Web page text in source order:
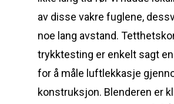
av disse vakre fuglene,
noe lang avstand.
trykktesting er enkelt sagt
for å måle luftlekkasje
konstruksjon. Blenderen er